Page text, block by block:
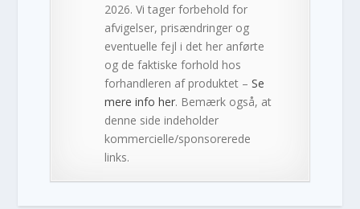
2026. Vi tager forbehold for
afvigelser, prisændringer og
eventuelle fejl i det her anførte
og de faktiske forhold hos
forhandleren af produktet –Se
mere info her. Bemærk også, at
denne side indeholder
kommercielle/sponsorerede
links.